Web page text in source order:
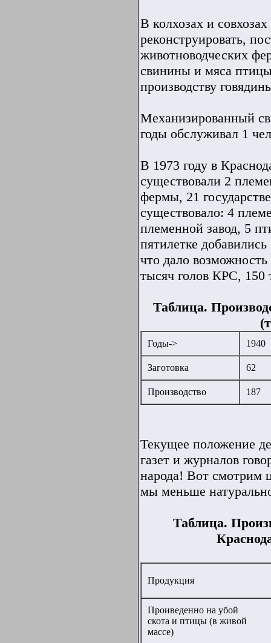
В колхозах и
реконструировать,
животноводческих
свинины и мяса
производству
Механизированный
годы обслуживал 1
В 1973 году в
существовали 2
фермы, 21
существовало: 4
племенной завод, 5
пятилетке
что дало
тысяч голов КРС, 150
Таблица.
Годы-> 1940
Заготовка 62
Производство 187
Текущее положение
газет и журналов
народа! Вот смотрим
мы меньше
Таблица.
Продукция
Проиведенно на убой
скота и птицы (в живой
массе)